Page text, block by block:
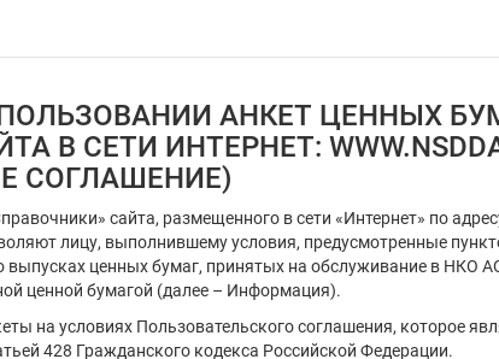
АНКЕТ ЦЕННЫХ
В СЕТИ ИНТЕРНЕТ:
СОГЛАШЕНИЕ)
сайта, размещенного в сети «Интернет» по
лицу, выполнившему условия, предусмотренные
выпусках ценных бумаг, принятых на обслуживание в НКО
ценной бумагой (далее – Информация).
на условиях Пользовательского соглашения, которое
428 Гражданского кодекса Российской Федерации.
Ценные бумаги,
Регистрационный номер/код
Тип идентификатора ц.б.
×
Регистрационный номер